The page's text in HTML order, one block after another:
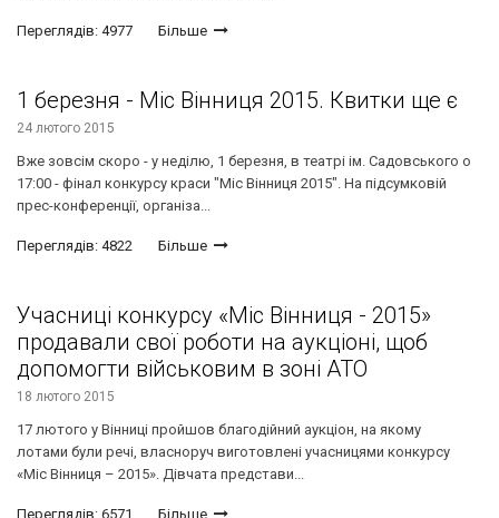
Переглядів: 4977 Більше
1 березня - Міс Вінниця 2015. Квитки ще є
24 лютого 2015
Вже зовсім скоро - у неділю, 1 березня, в театрі ім. Садовського о
17:00 - фінал конкурсу краси "Міс Вінниця 2015". На підсумковій
прес-конференції, організа...
Переглядів: 4822 Більше
Учасниці конкурсу «Міс Вінниця - 2015»
продавали свої роботи на аукціоні, щоб
допомогти військовим в зоні АТО
18 лютого 2015
17 лютого у Вінниці пройшов благодійний аукціон, на якому
лотами були речі, власноруч виготовлені учасницями конкурсу
«Міс Вінниця – 2015». Дівчата представи...
Переглядів: 6571 Більше